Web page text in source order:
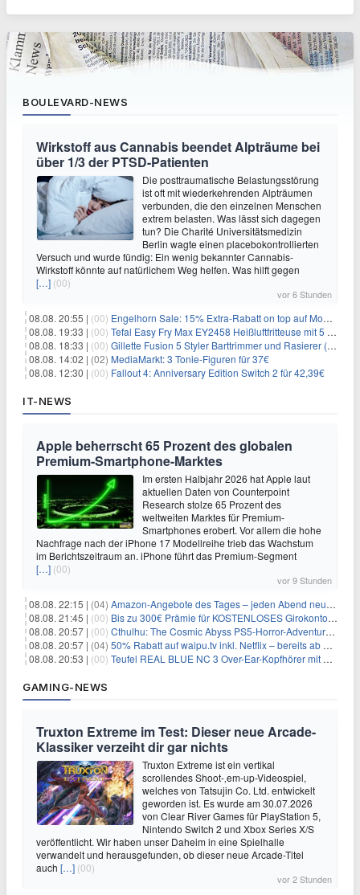
BOULEVARD-NEWS
Wirkstoff aus Cannabis beendet Alpträume bei
über 1/3 der PTSD-Patienten
Die posttraumatische Belastungsstörung
ist oft mit wiederkehrenden Alpträumen
verbunden, die den einzelnen Menschen
extrem belasten. Was lässt sich dagegen
tun? Die Charité Universitätsmedizin
Berlin wagte einen placebokontrollierten
Versuch und wurde fündig: Ein wenig bekannter Cannabis-
Wirkstoff könnte auf natürlichem Weg helfen. Was hilft gegen
[…] (00)
vor 6 Stunden
08.08. 20:55 | (00) Engelhorn Sale: 15% Extra-Rabatt on top auf Mode- und Sport-Artikel
08.08. 19:33 | (00) Tefal Easy Fry Max EY2458 Heißluftfritteuse mit 5 Litern für 64,99€
08.08. 18:33 | (00) Gillette Fusion 5 Styler Barttrimmer und Rasierer (All in One) für 16€
08.08. 14:02 | (02) MediaMarkt: 3 Tonie-Figuren für 37€
08.08. 12:30 | (00) Fallout 4: Anniversary Edition Switch 2 für 42,39€
IT-NEWS
Apple beherrscht 65 Prozent des globalen
Premium-Smartphone-Marktes
Im ersten Halbjahr 2026 hat Apple laut
aktuellen Daten von Counterpoint
Research stolze 65 Prozent des
weltweiten Marktes für Premium-
Smartphones erobert. Vor allem die hohe
Nachfrage nach der iPhone 17 Modellreihe trieb das Wachstum
im Berichtszeitraum an. iPhone führt das Premium-Segment
[…] (00)
vor 9 Stunden
08.08. 22:15 | (04) Amazon-Angebote des Tages – jeden Abend neue Deals zum Stöbern
08.08. 21:45 | (00) Bis zu 300€ Prämie für KOSTENLOSES Girokonto bei der Santander – 50€ schon nach 1 Woche!
08.08. 20:57 | (00) Cthulhu: The Cosmic Abyss PS5-Horror-Adventure für 27,99€
08.08. 20:57 | (04) 50% Rabatt auf waipu.tv inkl. Netflix – bereits ab 9€/Monat (statt 17,99€)
08.08. 20:53 | (00) Teufel REAL BLUE NC 3 Over-Ear-Kopfhörer mit ANC für 149,99€
GAMING-NEWS
Truxton Extreme im Test: Dieser neue Arcade-
Klassiker verzeiht dir gar nichts
Truxton Extreme ist ein vertikal
scrollendes Shoot-‚em-up-Videospiel,
welches von Tatsujin Co. Ltd. entwickelt
geworden ist. Es wurde am 30.07.2026
von Clear River Games für PlayStation 5,
Nintendo Switch 2 und Xbox Series X/S
veröffentlicht. Wir haben unser Daheim in eine Spielhalle
verwandelt und herausgefunden, ob dieser neue Arcade-Titel
auch […] (00)
vor 2 Stunden